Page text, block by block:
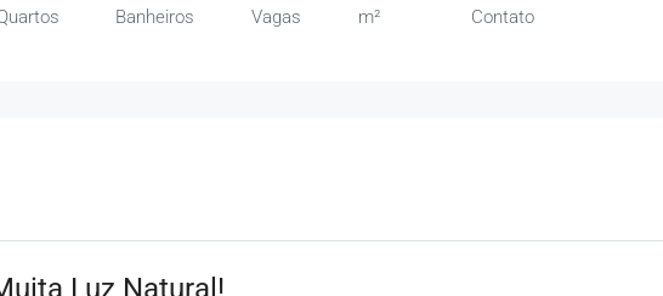
Banheiros Vagas m² Contato
Luz Natural!